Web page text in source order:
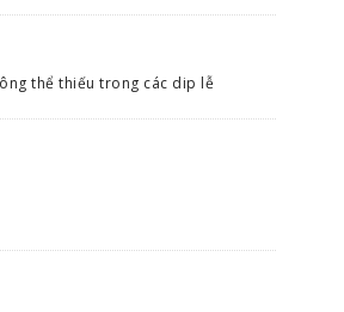
thể thiếu trong các dip lễ